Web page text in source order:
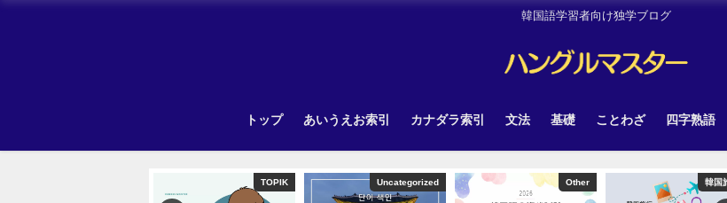
韓国語学習者向け独学ブログ
トップ あいうえお索引 カナダラ索引 文法 基礎 ことわざ 四字熟語
Uncategorized Other